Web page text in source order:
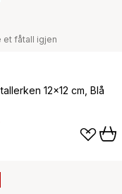
et fåtall igjen
12x12 cm, Blå